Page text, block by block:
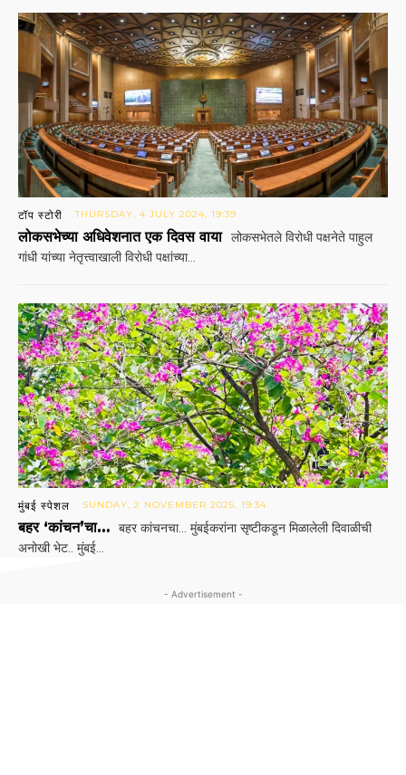
टॉप स्टोरी THURSDAY, 4 JULY 2024, 19:39
लोकसभेच्या अधिवेशनात एक दिवस वाया लोकसभेतले विरोधी पक्षनेते पाहुल
गांधी यांच्या नेतृत्त्वाखाली विरोधी पक्षांच्या...
मुंबई स्पेशल SUNDAY, 2 NOVEMBER 2025, 19:34
बहर ‘कांचन’चा… बहर कांचनचा... मुंबईकरांना सृष्टीकडून मिळालेली दिवाळीची
अनोखी भेट.. मुंबई...
- Advertisement -